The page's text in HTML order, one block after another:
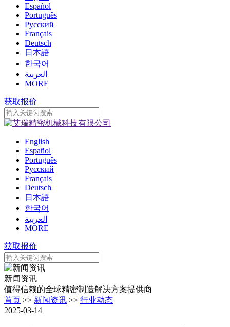
Español
Português
Pусский
Français
Deutsch
日本語
한국어
العربية
MORE
获取报价
English
Español
Português
Pусский
Français
Deutsch
日本語
한국어
العربية
MORE
获取报价
新闻资讯
值得信赖的全球精密制造解决方案提供商
首页 >> 新闻资讯 >> 行业动态
2025-03-14